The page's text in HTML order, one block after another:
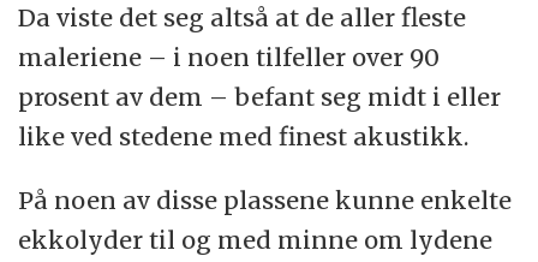
Da viste det seg altså at de aller fleste
maleriene – i noen tilfeller over 90
prosent av dem – befant seg midt i eller
like ved stedene med finest akustikk.
På noen av disse plassene kunne enkelte
ekkolyder til og med minne om lydene